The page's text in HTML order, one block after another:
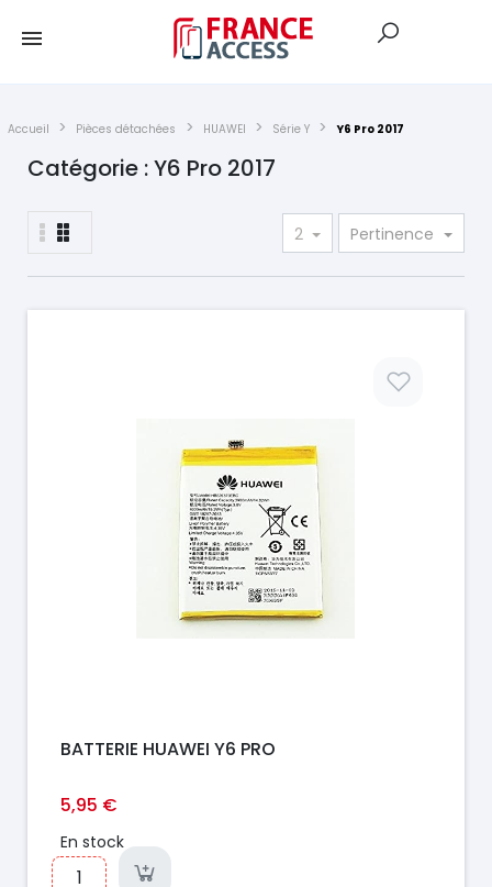
Accueil Pièces détachées HUAWEI Série Y Y6 Pro 2017
Catégorie : Y6 Pro 2017
2 Pertinence
BATTERIE HUAWEI Y6 PRO
5,95 €
En stock